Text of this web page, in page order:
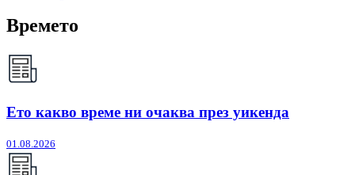
Времето
Ето какво време ни очаква през уикенда
01.08.2026